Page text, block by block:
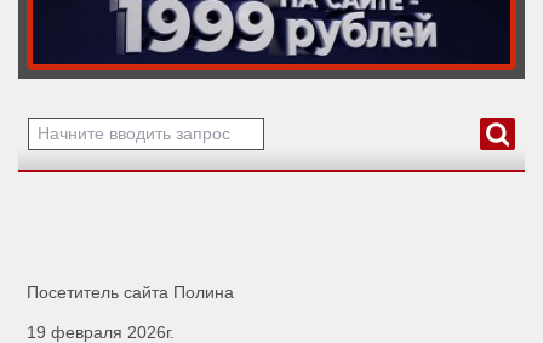
Посетитель сайта Полина
19 февраля 2026г.